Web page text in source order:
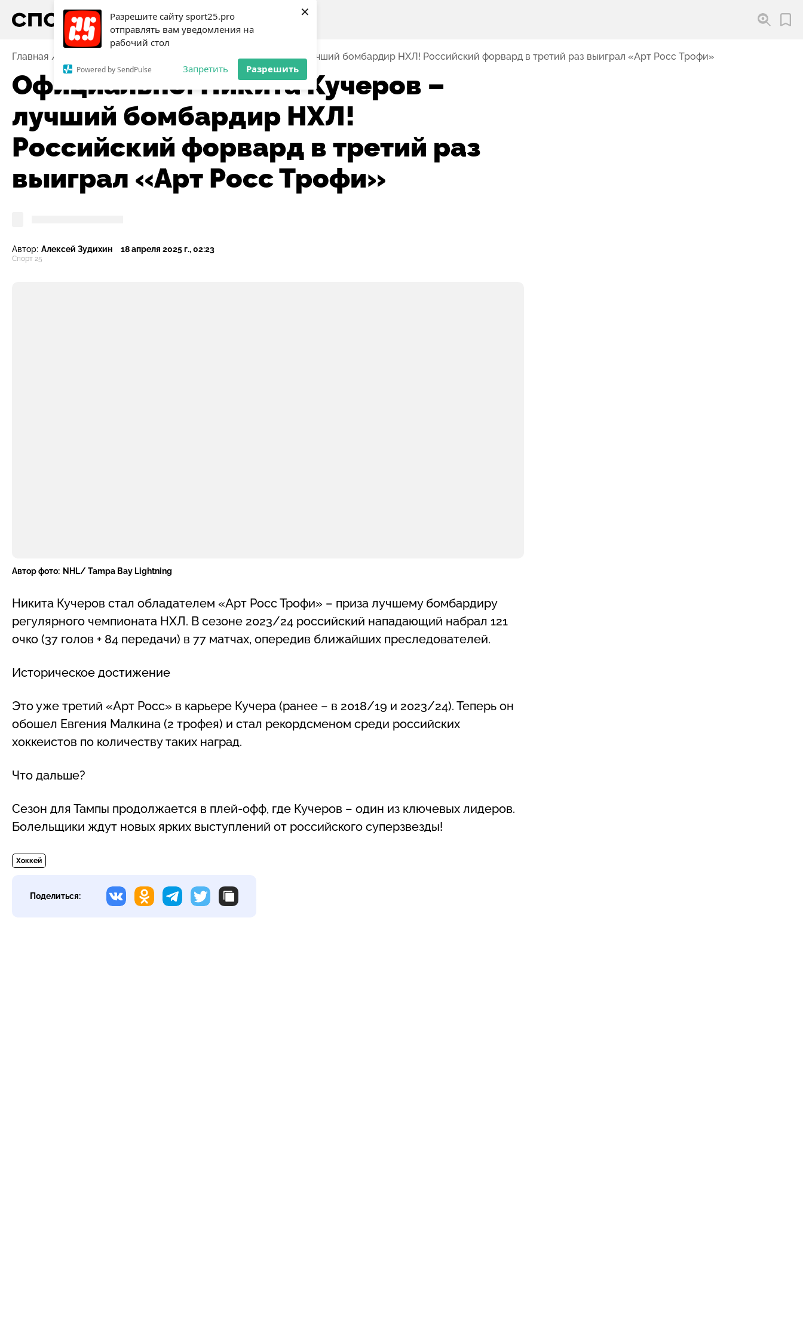
Разрешите сайту sport25.pro
отправлять вам уведомления на
рабочий стол
Powered by SendPulse Запретить Разрешить
×
Главная Официально: Никита Кучеров – лучший бомбардир НХЛ! Российский форвард в третий раз выиграл «Арт Росс Трофи»
Официально: Никита Кучеров –
лучший бомбардир НХЛ!
Российский форвард в третий раз
выиграл «Арт Росс Трофи»
Автор: Алексей Зудихин
Спорт 25
18 апреля 2025 г., 02:23
Автор фото: NHL/ Tampa Bay Lightning
Никита Кучеров стал обладателем «Арт Росс Трофи» – приза лучшему бомбардиру
регулярного чемпионата НХЛ. В сезоне 2023/24 российский нападающий набрал 121
очко (37 голов + 84 передачи) в 77 матчах, опередив ближайших преследователей.
Историческое достижение
Это уже третий «Арт Росс» в карьере Кучера (ранее – в 2018/19 и 2023/24). Теперь он
обошел Евгения Малкина (2 трофея) и стал рекордсменом среди российских
хоккеистов по количеству таких наград.
Что дальше?
Сезон для Тампы продолжается в плей-офф, где Кучеров – один из ключевых лидеров.
Болельщики ждут новых ярких выступлений от российского суперзвезды!
Хоккей
Поделиться: